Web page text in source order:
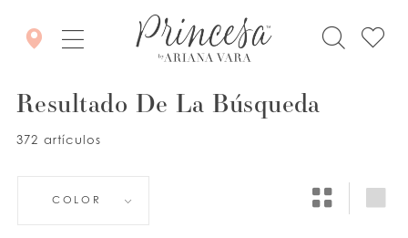
Resultado De La Búsqueda
372 artículos
COLOR